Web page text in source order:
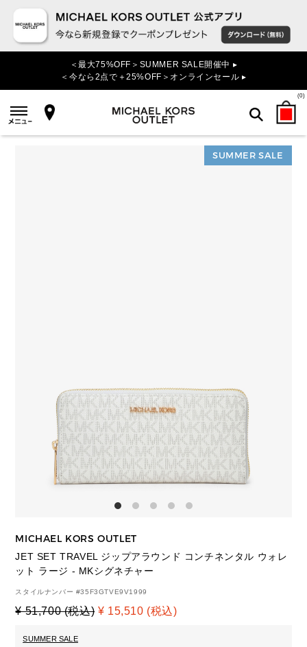
＜最大75%OFF＞SUMMER SALE開催中 ▸
＜今なら2点で＋25%OFF＞オンラインセール ▸
(0)
検索
SUMMER SALE
MICHAEL KORS OUTLET
JET SET TRAVEL ジップアラウンド コンチネンタル ウォレ
ット ラージ - MKシグネチャー
スタイルナンバー #35F3GTVE9V1999
¥ 51,700 (税込) ¥ 15,510 (税込)
SUMMER SALE